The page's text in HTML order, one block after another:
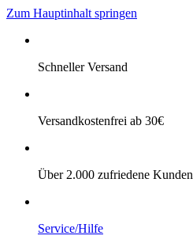
Zum Hauptinhalt springen
Schneller Versand
Versandkostenfrei ab 30€
Über 2.000 zufriedene Kunden
Service/Hilfe